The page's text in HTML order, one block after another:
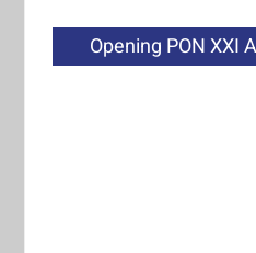
Opening PON XXI